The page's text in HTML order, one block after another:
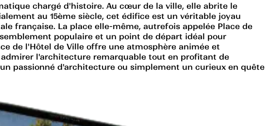
chargé d'histoire. Au cœur de la ville, elle abrite le
au 15ème siècle, cet édifice est un véritable joyau
française. La place elle-même, autrefois appelée Place de
populaire et un point de départ idéal pour
de l'Hôtel de Ville offre une atmosphère animée et
l'architecture remarquable tout en profitant de
passionné d'architecture ou simplement un curieux en quête